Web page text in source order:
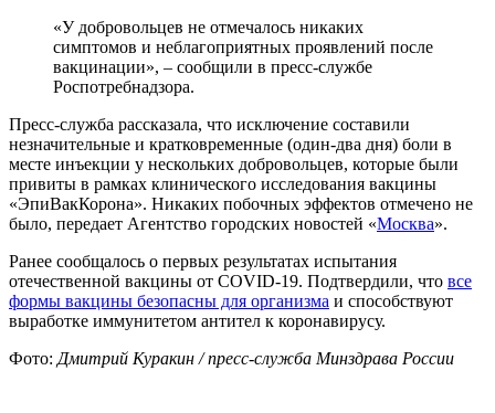
«У добровольцев не отмечалось никаких
симптомов и неблагоприятных проявлений после
вакцинации», – сообщили в пресс-службе
Роспотребнадзора.
Пресс-служба рассказала, что исключение составили
незначительные и кратковременные (один-два дня) боли в
месте инъекции у нескольких добровольцев, которые были
привиты в рамках клинического исследования вакцины
«ЭпиВакКорона». Никаких побочных эффектов отмечено не
было, передает Агентство городских новостей «Москва».
Ранее сообщалось о первых результатах испытания
отечественной вакцины от COVID-19. Подтвердили, что все
формы вакцины безопасны для организма и способствуют
выработке иммунитетом антител к коронавирусу.
Фото: Дмитрий Куракин / пресс-служба Минздрава России